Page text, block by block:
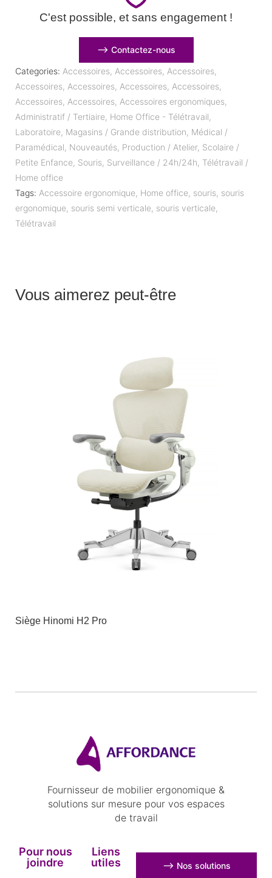
C'est possible, et sans engagement !
⟶ Contactez-nous
Categories: Accessoires, Accessoires, Accessoires,
Accessoires, Accessoires, Accessoires, Accessoires,
Accessoires, Accessoires, Accessoires ergonomiques,
Administratif / Tertiaire, Home Office - Télétravail,
Laboratoire, Magasins / Grande distribution, Médical /
Paramédical, Nouveautés, Production / Atelier, Scolaire /
Petite Enfance, Souris, Surveillance / 24h/24h, Télétravail /
Home office
Tags: Accessoire ergonomique, Home office, souris, souris
ergonomique, souris semi verticale, souris verticale,
Télétravail
Vous aimerez peut-être
Siège Hinomi H2 Pro
Fournisseur de mobilier ergonomique &
solutions sur mesure pour vos espaces
de travail
Pour nous
joindre
Liens
utiles
⟶ Nos solutions